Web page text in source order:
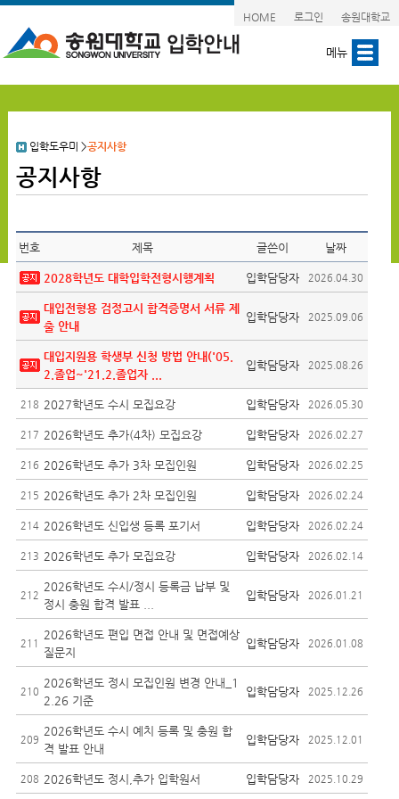
HOME 로그인 송원대학교
메뉴
입학도우미 >공지사항
공지사항
번호 제목 글쓴이 날짜
2028학년도 대학입학전형시행계획 입학담당자 2026.04.30
대입전형용 검정고시 합격증명서 서류 제
출 안내
입학담당자 2025.09.06
대입지원용 학생부 신청 방법 안내('05.
2.졸업~'21.2.졸업자 ...
입학담당자 2025.08.26
218 2027학년도 수시 모집요강 입학담당자 2026.05.30
217 2026학년도 추가(4차) 모집요강 입학담당자 2026.02.27
216 2026학년도 추가 3차 모집인원 입학담당자 2026.02.25
215 2026학년도 추가 2차 모집인원 입학담당자 2026.02.24
214 2026학년도 신입생 등록 포기서 입학담당자 2026.02.24
213 2026학년도 추가 모집요강 입학담당자 2026.02.14
212
2026학년도 수시/정시 등록금 납부 및
정시 충원 합격 발표 ...
입학담당자 2026.01.21
211
2026학년도 편입 면접 안내 및 면접예상
질문지
입학담당자 2026.01.08
210
2026학년도 정시 모집인원 변경 안내_1
2.26 기준
입학담당자 2025.12.26
209
2026학년도 수시 예치 등록 및 충원 합
격 발표 안내
입학담당자 2025.12.01
208 2026학년도 정시,추가 입학원서 입학담당자 2025.10.29